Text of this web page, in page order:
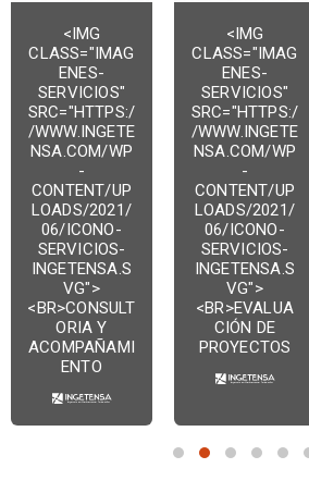
<IMG
CLASS="IMAG
ENES-
SERVICIOS"
SRC="HTTPS:/
/WWW.INGETE
NSA.COM/WP
-
CONTENT/UP
LOADS/2021/
06/ICONO-
SERVICIOS-
INGETENSA.S
VG">
<BR>CONSULT
ORIA Y
ACOMPAÑAMI
ENTO
<IMG
CLASS="IMAG
ENES-
SERVICIOS"
SRC="HTTPS:/
/WWW.INGETE
NSA.COM/WP
-
CONTENT/UP
LOADS/2021/
06/ICONO-
SERVICIOS-
INGETENSA.S
VG">
<BR>EVALUA
CIÓN DE
PROYECTOS